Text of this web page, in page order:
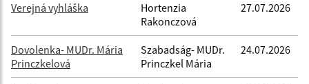
Verejná vyhláška
Hortenzia
Rakonczová
27.07.2026
Dovolenka- MUDr. Mária
Princzkelová
Szabadság- MUDr.
Princzkel Mária
24.07.2026